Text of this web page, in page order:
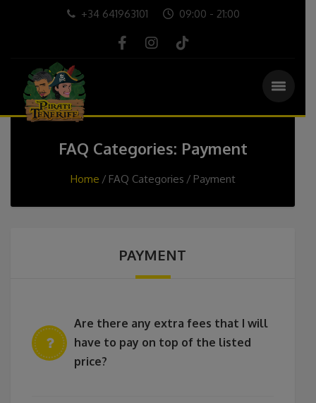
+34 641963101 09:00 - 21:00
FAQ Categories: Payment
Home FAQ Categories Payment
PAYMENT
Are there any extra fees that I will
have to pay on top of the listed
price?